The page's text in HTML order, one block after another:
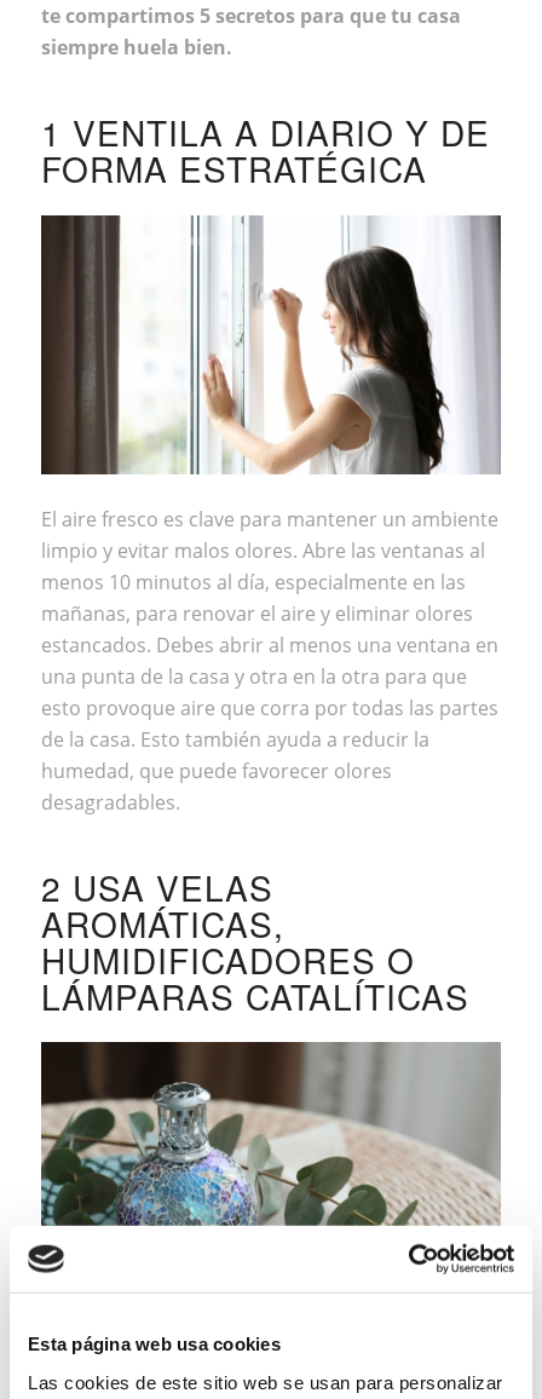
Esta página web usa cookies
Las cookies de este sitio web se usan para personalizar
te compartimos 5 secretos para que tu casa
siempre huela bien.
1 VENTILA A DIARIO Y DE
FORMA ESTRATÉGICA
El aire fresco es clave para mantener un ambiente
limpio y evitar malos olores. Abre las ventanas al
menos 10 minutos al día, especialmente en las
mañanas, para renovar el aire y eliminar olores
estancados. Debes abrir al menos una ventana en
una punta de la casa y otra en la otra para que
esto provoque aire que corra por todas las partes
de la casa. Esto también ayuda a reducir la
humedad, que puede favorecer olores
desagradables.
2 USA VELAS
AROMÁTICAS,
HUMIDIFICADORES O
LÁMPARAS CATALÍTICAS
Las velas aromáticas ofrecen fragancias suaves
que ambientan cualquier espacio (no las pegues a